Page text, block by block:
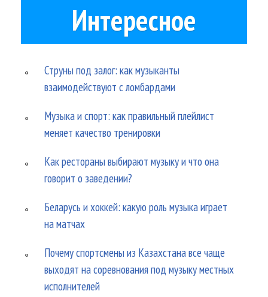
Интересное
Струны под залог: как музыканты
взаимодействуют с ломбардами
Музыка и спорт: как правильный плейлист
меняет качество тренировки
Как рестораны выбирают музыку и что она
говорит о заведении?
Беларусь и хоккей: какую роль музыка играет
на матчах
Почему спортсмены из Казахстана все чаще
выходят на соревнования под музыку местных
исполнителей